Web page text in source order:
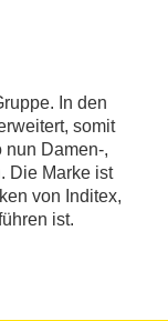
In den
somit
nun Damen-,
Die Marke ist
von Inditex,
ist.